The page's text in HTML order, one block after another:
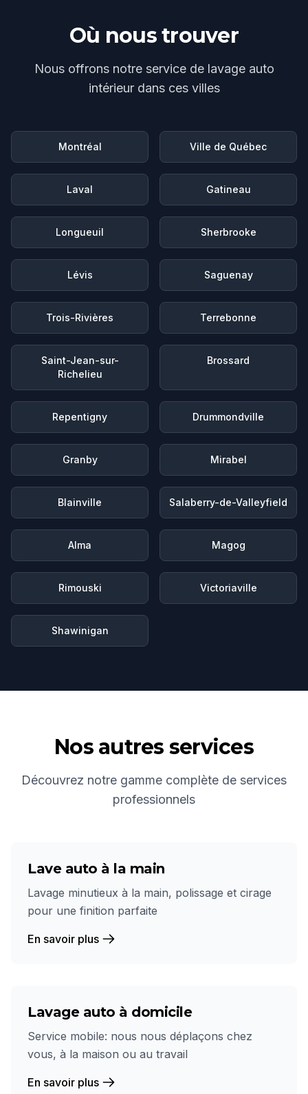
Où nous trouver
Nous offrons notre service de lavage auto
intérieurdans ces villes
Montréal Ville de Québec
Laval Gatineau
Longueuil Sherbrooke
Lévis Saguenay
Trois-Rivières Terrebonne
Saint-Jean-sur-
Richelieu
Brossard
Repentigny Drummondville
Granby Mirabel
Blainville Salaberry-de-Valleyfield
Alma Magog
Rimouski Victoriaville
Shawinigan
Nos autres services
Découvrez notre gamme complète de services
professionnels
Lave auto à la main
Lavage minutieux à la main, polissage et cirage
pour une finition parfaite
En savoir plus
Lavage auto à domicile
Service mobile: nous nous déplaçons chez
vous, à la maison ou au travail
En savoir plus